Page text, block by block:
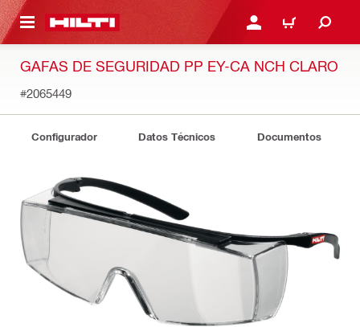
PRINCIPAL INICIE SESIÓN O
CARRITO
GAFAS DE SEGURIDAD PP EY-CA NCH CLARO
#2065449
Configurador Datos Técnicos Documentos